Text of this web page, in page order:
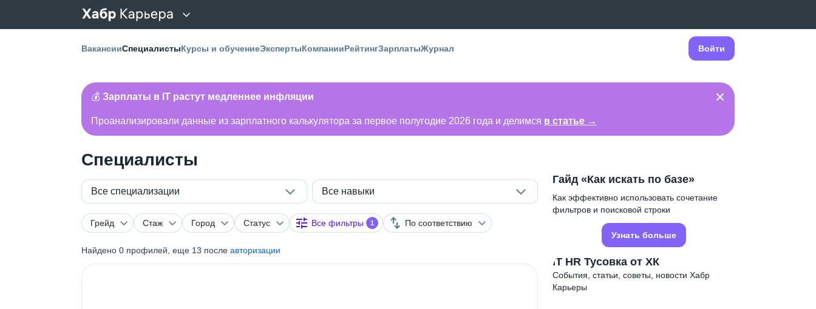
ВакансииСпециалистыКурсы и обучениеЭкспертыКомпанииРейтингЗарплатыЖурнал Войти
💰 Зарплаты в IT растут медленнее инфляции
Проанализировали данные из зарплатного калькулятора за первое полугодие 2026 года и делимся в статье →
Специалисты
Все специализации Все навыки
Грейд Стаж Город Статус Все фильтры 1 По соответствию
Найдено 0 профилей, еще 13 после авторизации
Гайд «Как искать по базе»
Как эффективно использовать сочетание
фильтров и поисковой строки
Узнать больше
IT HR Тусовка от ХК
События, статьи, советы, новости Хабр
Карьеры